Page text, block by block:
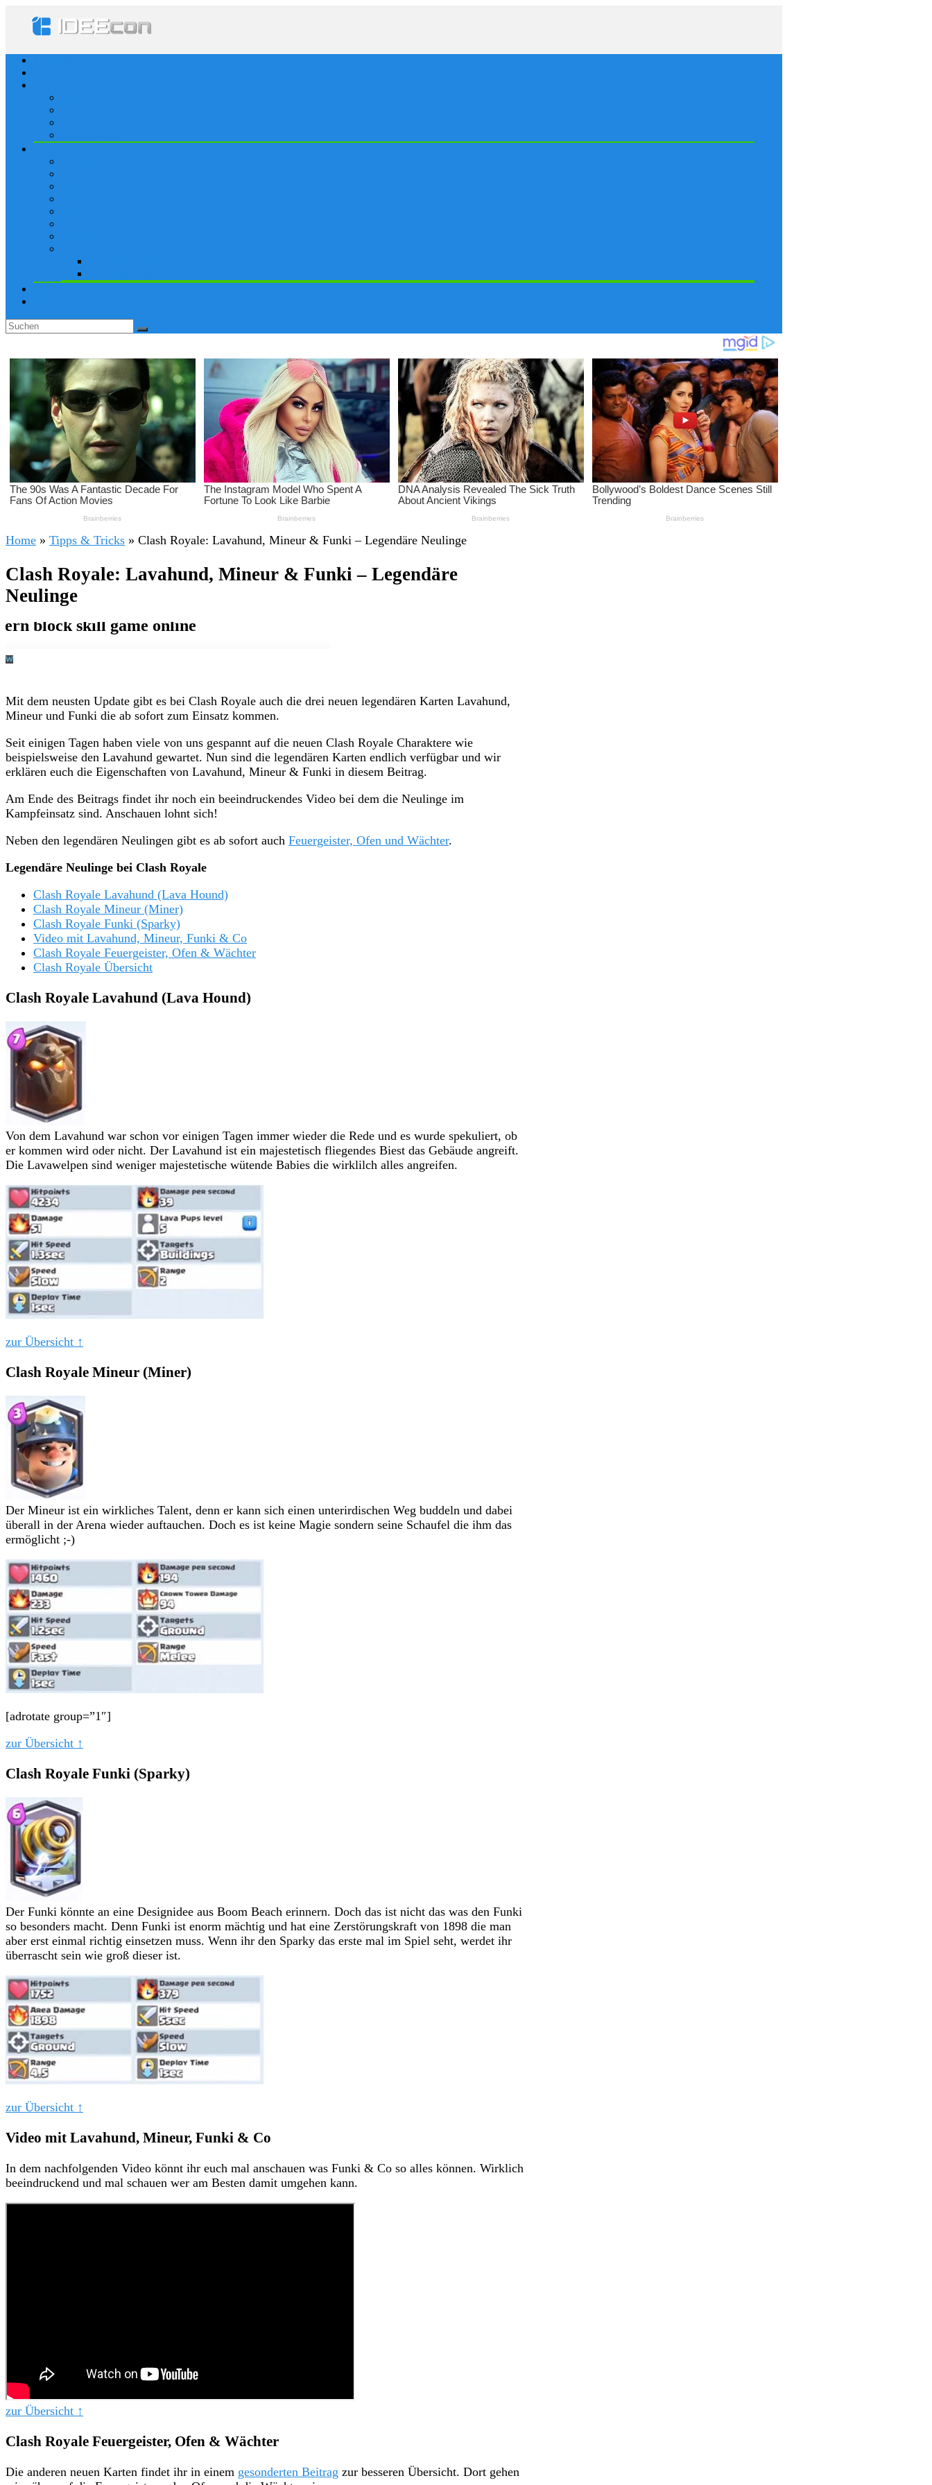
Home » Tipps & Tricks » Clash Royale: Lavahund, Mineur & Funki – Legendäre Neulinge
Clash Royale: Lavahund, Mineur & Funki – Legendäre
Neulinge
Mit dem neusten Update gibt es bei Clash Royale auch die drei neuen legendären Karten Lavahund,
Mineur und Funki die ab sofort zum Einsatz kommen.
Seit einigen Tagen haben viele von uns gespannt auf die neuen Clash Royale Charaktere wie
beispielsweise den Lavahund gewartet. Nun sind die legendären Karten endlich verfügbar und wir
erklären euch die Eigenschaften von Lavahund, Mineur & Funki in diesem Beitrag.
Am Ende des Beitrags findet ihr noch ein beeindruckendes Video bei dem die Neulinge im
Kampfeinsatz sind. Anschauen lohnt sich!
Neben den legendären Neulingen gibt es ab sofort auch Feuergeister, Ofen und Wächter.
Legendäre Neulinge bei Clash Royale
Clash Royale Lavahund (Lava Hound)
Clash Royale Mineur (Miner)
Clash Royale Funki (Sparky)
Video mit Lavahund, Mineur, Funki & Co
Clash Royale Feuergeister, Ofen & Wächter
Clash Royale Übersicht
Clash Royale Lavahund (Lava Hound)
Von dem Lavahund war schon vor einigen Tagen immer wieder die Rede und es wurde spekuliert, ob
er kommen wird oder nicht. Der Lavahund ist ein majestetisch fliegendes Biest das Gebäude angreift.
Die Lavawelpen sind weniger majestetische wütende Babies die wirklilch alles angreifen.
zur Übersicht ↑
Clash Royale Mineur (Miner)
Der Mineur ist ein wirkliches Talent, denn er kann sich einen unterirdischen Weg buddeln und dabei
überall in der Arena wieder auftauchen. Doch es ist keine Magie sondern seine Schaufel die ihm das
ermöglicht ;-)
[adrotate group=”1″]
zur Übersicht ↑
Clash Royale Funki (Sparky)
Der Funki könnte an eine Designidee aus Boom Beach erinnern. Doch das ist nicht das was den Funki
so besonders macht. Denn Funki ist enorm mächtig und hat eine Zerstörungskraft von 1898 die man
aber erst einmal richtig einsetzen muss. Wenn ihr den Sparky das erste mal im Spiel seht, werdet ihr
überrascht sein wie groß dieser ist.
zur Übersicht ↑
Video mit Lavahund, Mineur, Funki & Co
In dem nachfolgenden Video könnt ihr euch mal anschauen was Funki & Co so alles können. Wirklich
beeindruckend und mal schauen wer am Besten damit umgehen kann.
zur Übersicht ↑
Clash Royale Feuergeister, Ofen & Wächter
Die anderen neuen Karten findet ihr in einem gesonderten Beitrag zur besseren Übersicht. Dort gehen